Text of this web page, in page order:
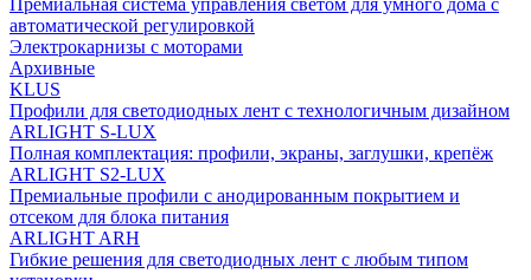
автоматической регулировкой
Электрокарнизы с моторами
Архивные
KLUS
Профили для светодиодных лент с технологичным дизайном
ARLIGHT S-LUX
Полная комплектация: профили, экраны, заглушки, крепёж
ARLIGHT S2-LUX
Премиальные профили с анодированным покрытием и
отсеком для блока питания
ARLIGHT ARH
Гибкие решения для светодиодных лент с любым типом